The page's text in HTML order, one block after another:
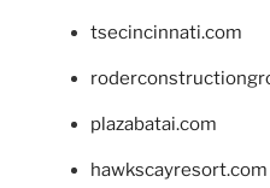
tsecincinnati.com
plazabatai.com
hawkscayresort.com